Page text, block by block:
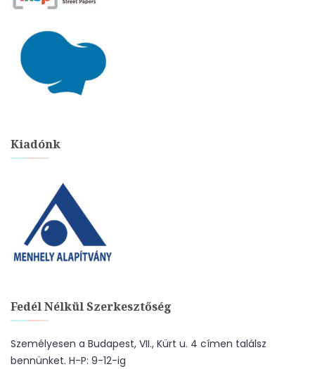
Kiadónk
Fedél Nélkül Szerkesztőség
Személyesen a Budapest, VII., Kürt u. 4 címen találsz
bennünket. H-P: 9-12-ig